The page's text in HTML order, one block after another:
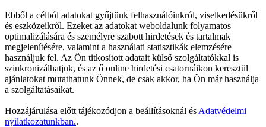
Ebből a célból adatokat gyűjtünk felhasználóinkról, viselkedésükről
és eszközeikről. Ezeket az adatokat weboldalunk folyamatos
optimalizálására és személyre szabott hirdetések és tartalmak
megjelenítésére, valamint a használati statisztikák elemzésére
használjuk fel. Az Ön titkosított adatait külső szolgáltatókkal is
szinkronizálhatjuk, és az ő online hirdetési csatornáikon keresztül
ajánlatokat mutathatunk Önnek, de csak akkor, ha Ön már használja
a szolgáltatásaikat.
Hozzájárulása előtt tájékozódjon a beállításoknál és Adatvédelmi
nyilatkozatunkban..